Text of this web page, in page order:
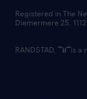
Registered in The
Diemermere 25,
RANDSTAD, is a